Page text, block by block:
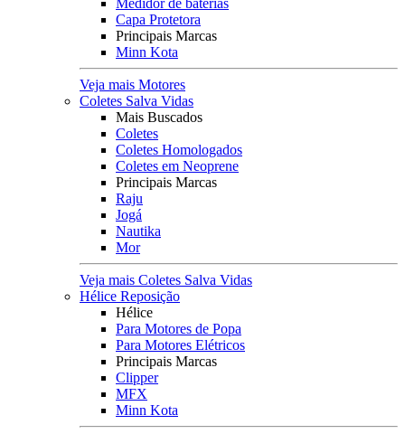
Medidor de baterias
Capa Protetora
Principais Marcas
Minn Kota
Veja mais Motores
Coletes Salva Vidas
Mais Buscados
Coletes
Coletes Homologados
Coletes em Neoprene
Principais Marcas
Raju
Jogá
Nautika
Mor
Veja mais Coletes Salva Vidas
Hélice Reposição
Hélice
Para Motores de Popa
Para Motores Elétricos
Principais Marcas
Clipper
MFX
Minn Kota